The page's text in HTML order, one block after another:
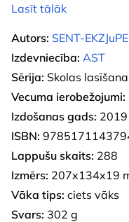
Lasīt tālāk
Autors: SENT-
Izdevniecība: AST
Sērija: Skolas lasīšana
Vecuma ierobežojumi:
Izdošanas gads: 2019
ISBN:
Lappušu skaits: 288
Izmērs: 207x134x19
Vāka tips: ciets vāks
Svars: 302 g